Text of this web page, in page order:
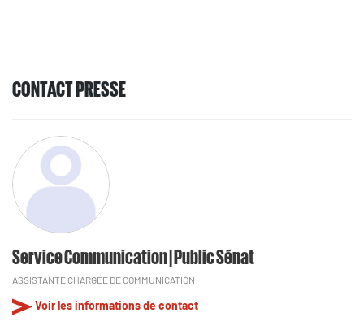
CONTACT PRESSE
Service Communication | Public Sénat
ASSISTANTE CHARGÉE DE COMMUNICATION
Voir les informations de contact